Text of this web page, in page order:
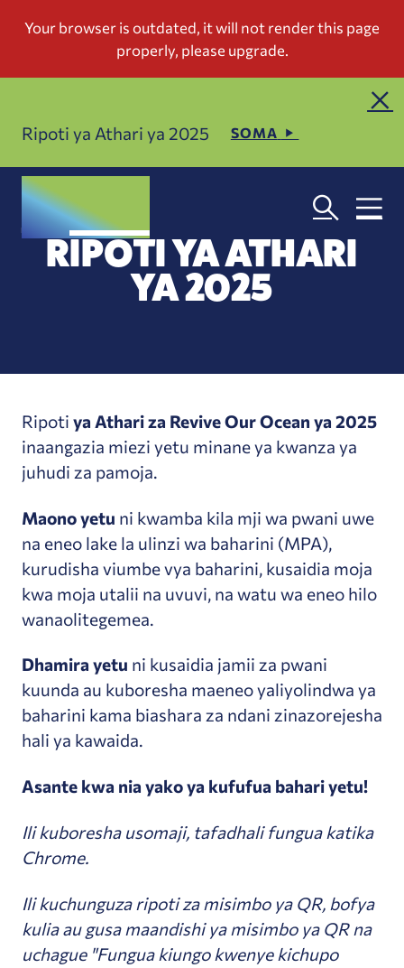
Ripoti ya Athari ya 2025 SOMA
RIPOTI YA ATHARI
YA 2025
Ripoti ya Athari za Revive Our Ocean ya 2025
inaangazia miezi yetu minane ya kwanza ya
juhudi za pamoja.
Maono yetu ni kwamba kila mji wa pwani uwe
na eneo lake la ulinzi wa baharini (MPA),
kurudisha viumbe vya baharini, kusaidia moja
kwa moja utalii na uvuvi, na watu wa eneo hilo
wanaolitegemea.
Dhamira yetu ni kusaidia jamii za pwani
kuunda au kuboresha maeneo yaliyolindwa ya
baharini kama biashara za ndani zinazorejesha
hali ya kawaida.
Asante kwa nia yako ya kufufua bahari yetu!
Ili kuboresha usomaji, tafadhali fungua katika
Chrome.
Ili kuchunguza ripoti za misimbo ya QR, bofya
kulia au gusa maandishi ya misimbo ya QR na
uchague "Fungua kiungo kwenye kichupo